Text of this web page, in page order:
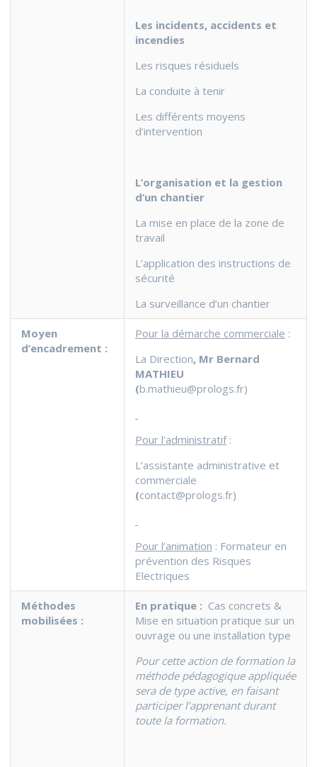
Les incidents, accidents et
incendies
Les risques résiduels
La conduite à tenir
Les différents moyens
d’intervention
L’organisation et la gestion
d’un chantier
La mise en place de la zone de
travail
L’application des instructions de
sécurité
La surveillance d’un chantier
Moyen
d’encadrement :
Pour la démarche commerciale :
La Direction, Mr Bernard
MATHIEU
(b.mathieu@prologs.fr)
Pour l’administratif:
L’assistante administrative et
commerciale
(contact@prologs.fr)
Pour l’animation : Formateur en
prévention des Risques
Electriques
Méthodes
mobilisées :
En pratique : Cas concrets &
Mise en situation pratique sur un
ouvrage ou une installation type
Pour cette action de formation la
méthode pédagogique appliquée
sera de type active, en faisant
participer l’apprenant durant
toute la formation.